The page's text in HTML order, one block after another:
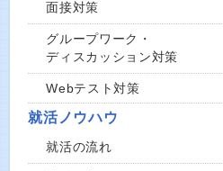
面接対策
グループワーク・
ディスカッション対策
Webテスト対策
就活ノウハウ
就活の流れ